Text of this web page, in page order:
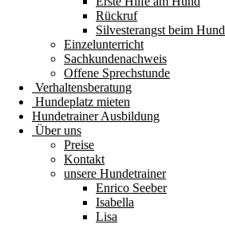
Rückruf
Silvesterangst beim Hund
Einzelunterricht
Sachkundenachweis
Offene Sprechstunde
Verhaltensberatung
Hundeplatz mieten
Hundetrainer Ausbildung
Über uns
Preise
Kontakt
unsere Hundetrainer
Enrico Seeber
Isabella
Lisa